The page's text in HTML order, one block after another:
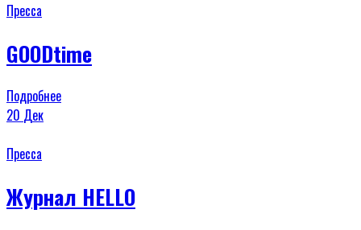
Пресса
GOODtime
Подробнее
20 Дек
Пресса
Журнал HELLO